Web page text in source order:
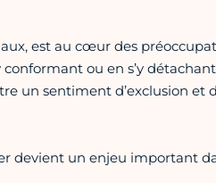
est au cœur des
conformant ou en s’y
un sentiment d’exclusion et
devient un enjeu important